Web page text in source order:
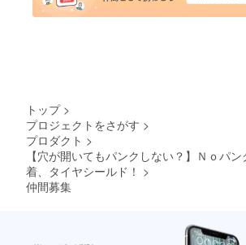
トップ >
プロジェクトをさがす >
プロダクト >
【穴が開いてもパンクしない？】Ｎｏパ
着、タイヤシールド！ >
仲間募集